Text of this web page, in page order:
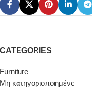
CATEGORIES
Furniture
Μη κατηγοριοποιημένο